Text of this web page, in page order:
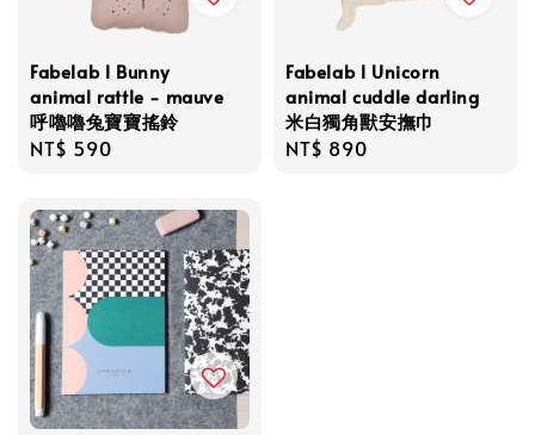
Fabelab l Bunny
animal rattle - mauve
呼嚕嚕兔寶寶搖鈴
Regular
NT$ 590
Fabelab l Unicorn
animal cuddle darling
米白獨角獸安撫巾
Regular
NT$ 890